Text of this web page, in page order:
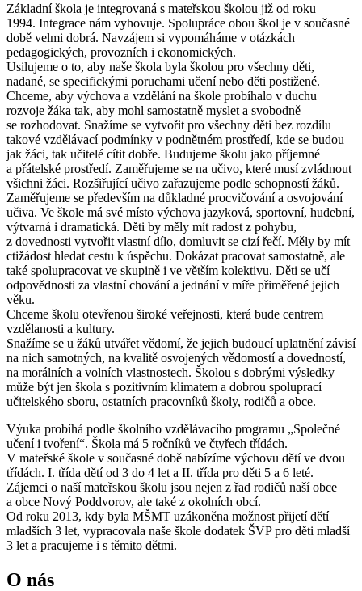
Základní škola je integrovaná s mateřskou školou již od roku
1994. Integrace nám vyhovuje. Spolupráce obou škol je v současné
době velmi dobrá. Navzájem si vypomáháme v otázkách
pedagogických, provozních i ekonomických.
Usilujeme o to, aby naše škola byla školou pro všechny děti,
nadané, se specifickými poruchami učení nebo děti postižené.
Chceme, aby výchova a vzdělání na škole probíhalo v duchu
rozvoje žáka tak, aby mohl samostatně myslet a svobodně
se rozhodovat. Snažíme se vytvořit pro všechny děti bez rozdílu
takové vzdělávací podmínky v podnětném prostředí, kde se budou
jak žáci, tak učitelé cítit dobře. Budujeme školu jako příjemné
a přátelské prostředí. Zaměřujeme se na učivo, které musí zvládnout
všichni žáci. Rozšiřující učivo zařazujeme podle schopností žáků.
Zaměřujeme se především na důkladné procvičování a osvojování
učiva. Ve škole má své místo výchova jazyková, sportovní, hudební,
výtvarná i dramatická. Děti by měly mít radost z pohybu,
z dovednosti vytvořit vlastní dílo, domluvit se cizí řečí. Měly by mít
ctižádost hledat cestu k úspěchu. Dokázat pracovat samostatně, ale
také spolupracovat ve skupině i ve větším kolektivu. Děti se učí
odpovědnosti za vlastní chování a jednání v míře přiměřené jejich
věku.
Chceme školu otevřenou široké veřejnosti, která bude centrem
vzdělanosti a kultury.
Snažíme se u žáků utvářet vědomí, že jejich budoucí uplatnění závisí
na nich samotných, na kvalitě osvojených vědomostí a dovedností,
na morálních a volních vlastnostech. Školou s dobrými výsledky
může být jen škola s pozitivním klimatem a dobrou spoluprací
učitelského sboru, ostatních pracovníků školy, rodičů a obce.
Výuka probíhá podle školního vzdělávacího programu „Společné
učení i tvoření“. Škola má 5 ročníků ve čtyřech třídách.
V mateřské škole v současné době nabízíme výchovu dětí ve dvou
třídách. I. třída dětí od 3 do 4 let a II. třída pro děti 5 a 6 leté.
Zájemci o naší mateřskou školu jsou nejen z řad rodičů naší obce
a obce Nový Poddvorov, ale také z okolních obcí.
Od roku 2013, kdy byla MŠMT uzákoněna možnost přijetí dětí
mladších 3 let, vypracovala naše škole dodatek ŠVP pro děti mladší
3 let a pracujeme i s těmito dětmi.
O nás